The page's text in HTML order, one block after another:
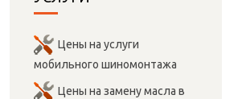
Цены на услуги
мобильного шиномонтажа
Цены на замену масла в